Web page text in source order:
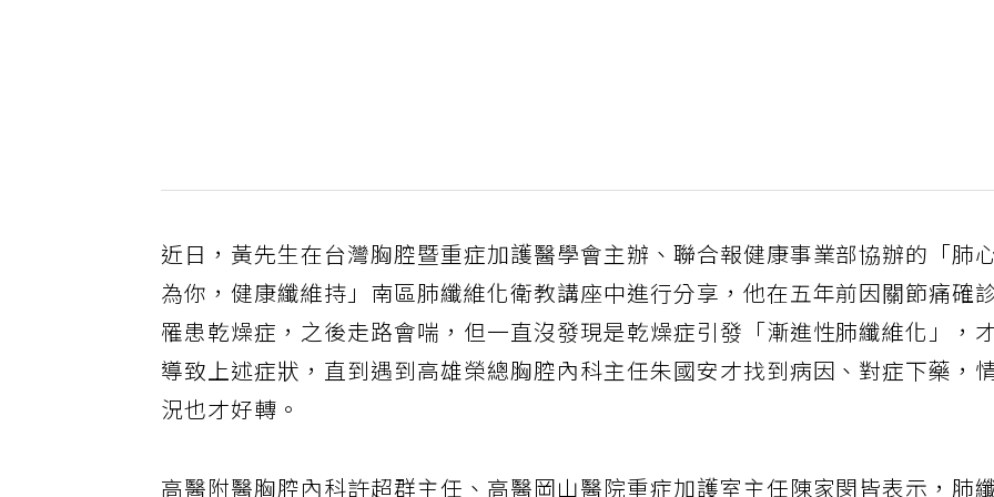
近日，黃先生在台灣胸腔暨重症加護醫學會主辦、聯合報健康事業部協辦的「肺
為你，健康纖維持」南區肺纖維化衛教講座中進行分享，他在五年前因關節痛確診
罹患乾燥症，之後走路會喘，但一直沒發現是乾燥症引發「漸進性肺纖維化」，才
導致上述症狀，直到遇到高雄榮總胸腔內科主任朱國安才找到病因、對症下藥，
況也才好轉。